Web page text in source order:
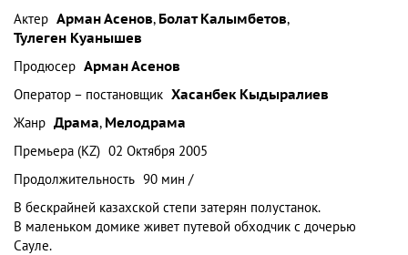
Актер Арман Асенов, Болат Калымбетов,
Тулеген Куанышев
Продюсер Арман Асенов
Оператор – постановщик Хасанбек Кыдыралиев
Жанр Драма, Мелодрама
Премьера (KZ) 02 Октября 2005
Продолжительность 90 мин /
В бескрайней казахской степи затерян полустанок.
В маленьком домике живет путевой обходчик с дочерью
Сауле.